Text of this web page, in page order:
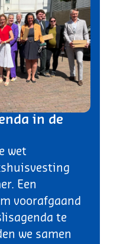
in de
wet
Een
voorafgaand
te
we samen